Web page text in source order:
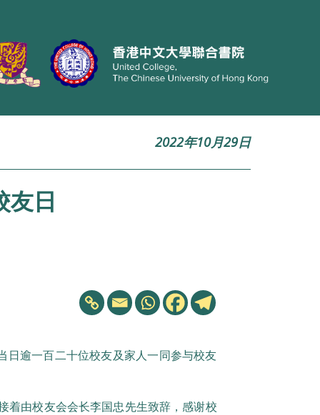
2022年10月29日
日
日逾一百二十位校友及家人一同参与校友
着由校友会会长李国忠先生致辞，感谢校